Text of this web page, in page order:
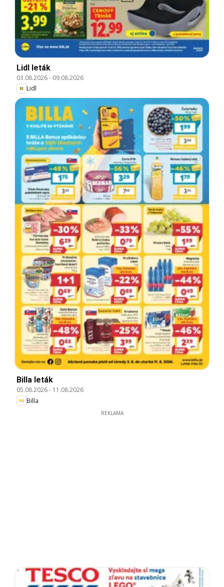
Lidl leták
03.08.2026- 09.08.2026
Lidl
Billa leták
05.08.2026- 11.08.2026
Billa
REKLAMA